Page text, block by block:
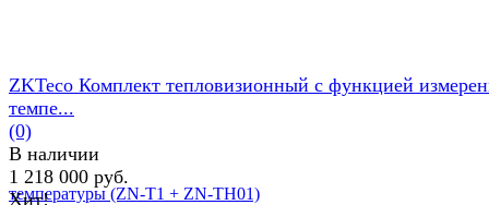
ZKTeco Комплект тепловизионный с функцией
темпе...
(0)
В наличии
1 218 000 руб.
Хит!